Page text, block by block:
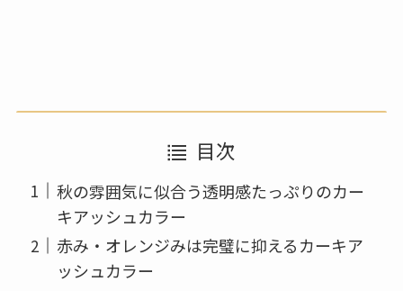
目次
秋の雰囲気に似合う透明感たっぷりのカー
キアッシュカラー
赤み・オレンジみは完璧に抑えるカーキア
ッシュカラー